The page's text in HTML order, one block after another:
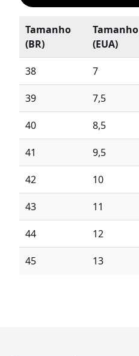
Tamanho
(BR)
Tamanho
(EUA)
38 7
39 7,5
40 8,5
41 9,5
42 10
43 11
44 12
45 13